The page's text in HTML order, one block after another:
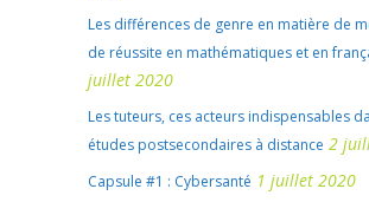
Les différences de genre en matière de
de réussite en mathématiques et en
juillet 2020
Les tuteurs, ces acteurs indispensables
études postsecondaires à distance 2
Capsule #1 : Cybersanté 1 juillet 2020